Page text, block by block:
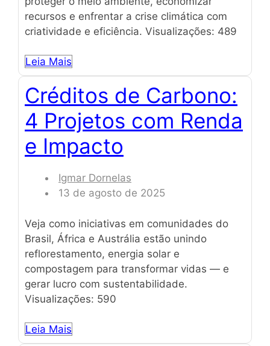
recursos e enfrentar a crise climática com
criatividade e eficiência. Visualizações: 489
Leia Mais
Créditos de Carbono:
4 Projetos com Renda
e Impacto
Igmar Dornelas
13 de agosto de 2025
Veja como iniciativas em comunidades do
Brasil, África e Austrália estão unindo
reflorestamento, energia solar e
compostagem para transformar vidas — e
gerar lucro com sustentabilidade.
Visualizações: 590
Leia Mais